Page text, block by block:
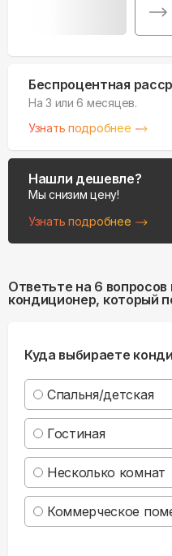
Беспроцентная
На 3 или 6 месяцев.
Узнать подробнее
Нашли дешевле?
Мы снизим цену!
Узнать подробнее
Ответьте на 6
кондиционер, который
Куда выбираете
Спальня/детская
Гостиная
Несколько комнат
Коммерческое